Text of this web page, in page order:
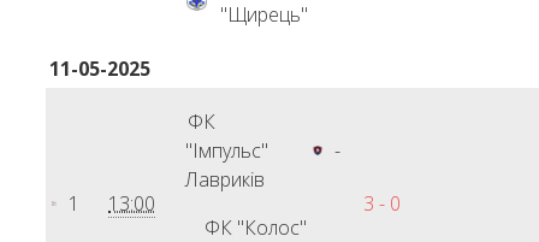
"Щирець"
11-05-2025
1 13:00
ФК
"Імпульс"
Лавриків
-
ФК "Колос"
3 - 0